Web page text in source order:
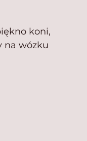
koni,
na wózku